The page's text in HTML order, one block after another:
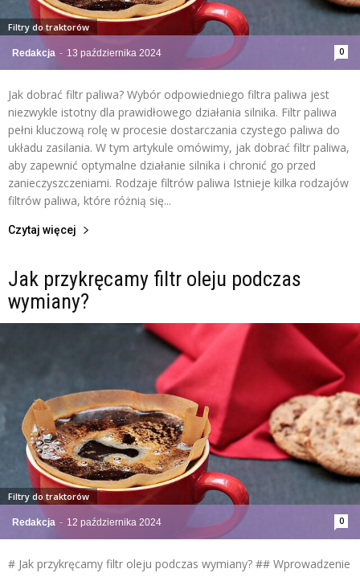
Redakcja - 13 października 2024 0
Filtry do traktorów
Jak dobrać filtr paliwa? Wybór odpowiedniego filtra paliwa jest
niezwykle istotny dla prawidłowego działania silnika. Filtr paliwa
pełni kluczową rolę w procesie dostarczania czystego paliwa do
układu zasilania. W tym artykule omówimy, jak dobrać filtr paliwa,
aby zapewnić optymalne działanie silnika i chronić go przed
zanieczyszczeniami. Rodzaje filtrów paliwa Istnieje kilka rodzajów
filtrów paliwa, które różnią się...
Czytaj więcej
Jak przykręcamy filtr oleju podczas
wymiany?
Redakcja - 12 października 2024 0
Filtry do traktorów
# Jak przykręcamy filtr oleju podczas wymiany? ## Wprowadzenie